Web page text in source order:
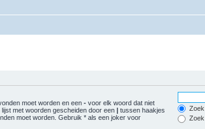
moet worden en een - voor elk woord dat niet
met woorden gescheiden door een | tussen haakjes
moet worden. Gebruik * als een joker voor